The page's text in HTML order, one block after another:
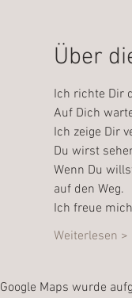
Über
Ich richte Dir
Auf Dich
Ich zeige Dir
Du wirst
Wenn Du
auf den Weg.
Ich freue
Weiterlesen >
Google Maps wurde